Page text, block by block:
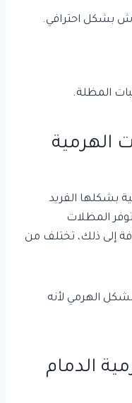
بشكل احترافي.
المظلة.
الهرمية
بشكلها الفريد
المظلات
إلى ذلك، تختلف من
الهرمي لأنه
الدمام